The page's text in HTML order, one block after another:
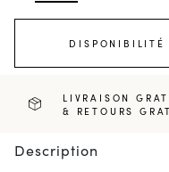
DISPONIBILITÉ
LIVRAISON
& RETOURS
Description